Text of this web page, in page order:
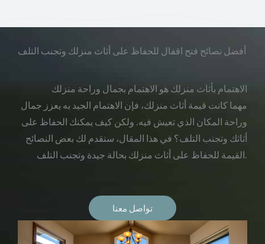
أفضل نصائح فتح اقفال للحفاظ على أثاث منزلك وتجنب التلف
الاهتمام بأثاث منزلك هو الاهتمام بجمال وراحة منزلك
مهما كانت قيمة أثاث منزلك، فإن الاهتمام الجيد به يعزز جمال
وراحة المكان الذي تعيش فيه. ولكن كيف يمكنك الحفاظ على
أثاثك وتجنب التلف؟ في هذا المقال، سنقدم لك بعض النصائح
القيمة للحفاظ على أثاث منزلك بحالة جيدة وتجنب التلف.
تواصل معنا